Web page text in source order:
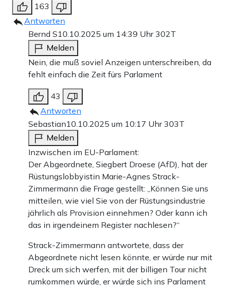
163
Antworten
Bernd S10.10.2025 um 14:39 Uhr302T
Melden
Nein, die muß soviel Anzeigen unterschreiben, da
fehlt einfach die Zeit fürs Parlament
43
Antworten
Sebastian10.10.2025 um 10:17 Uhr303T
Melden
Inzwischen im EU-Parlament:
Der Abgeordnete, Siegbert Droese (AfD), hat der
Rüstungslobbyistin Marie-Agnes Strack-
Zimmermann die Frage gestellt: „Können Sie uns
mitteilen, wie viel Sie von der Rüstungsindustrie
jährlich als Provision einnehmen? Oder kann ich
das in irgendeinem Register nachlesen?“
Strack-Zimmermann antwortete, dass der
Abgeordnete nicht lesen könnte, er würde nur mit
Dreck um sich werfen, mit der billigen Tour nicht
rumkommen würde, er würde sich ins Parlament